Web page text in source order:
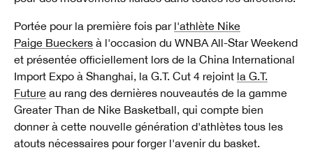
Portée pour la première fois par l'athlète Nike
Paige Bueckers à l'occasion du WNBA All-Star Weekend
et présentée officiellement lors de la China International
Import Expo à Shanghai, la G.T. Cut 4 rejoint la G.T.
Future au rang des dernières nouveautés de la gamme
Greater Than de Nike Basketball, qui compte bien
donner à cette nouvelle génération d'athlètes tous les
atouts nécessaires pour forger l'avenir du basket.